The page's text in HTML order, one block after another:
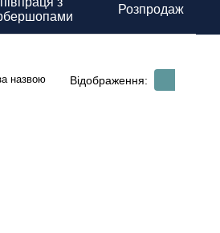
Розпродаж
назвою Відображення: